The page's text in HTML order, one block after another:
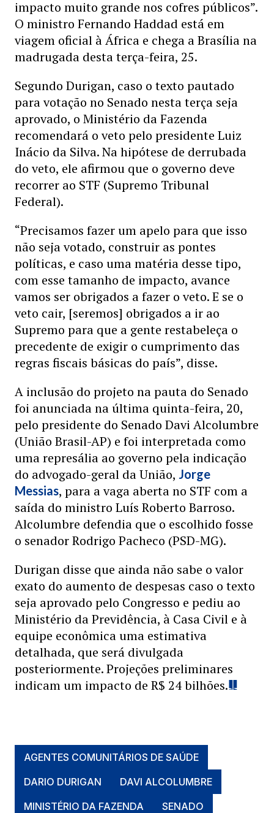
impacto muito grande nos cofres públicos”.
O ministro Fernando Haddad está em
viagem oficial à África e chega a Brasília na
madrugada desta terça-feira, 25.
Segundo Durigan, caso o texto pautado
para votação no Senado nesta terça seja
aprovado, o Ministério da Fazenda
recomendará o veto pelo presidente Luiz
Inácio da Silva. Na hipótese de derrubada
do veto, ele afirmou que o governo deve
recorrer ao STF (Supremo Tribunal
Federal).
“Precisamos fazer um apelo para que isso
não seja votado, construir as pontes
políticas, e caso uma matéria desse tipo,
com esse tamanho de impacto, avance
vamos ser obrigados a fazer o veto. E se o
veto cair, [seremos] obrigados a ir ao
Supremo para que a gente restabeleça o
precedente de exigir o cumprimento das
regras fiscais básicas do país”, disse.
A inclusão do projeto na pauta do Senado
foi anunciada na última quinta-feira, 20,
pelo presidente do Senado Davi Alcolumbre
(União Brasil-AP) e foi interpretada como
uma represália ao governo pela indicação
do advogado-geral da União, Jorge
Messias, para a vaga aberta no STF com a
saída do ministro Luís Roberto Barroso.
Alcolumbre defendia que o escolhido fosse
o senador Rodrigo Pacheco (PSD-MG).
Durigan disse que ainda não sabe o valor
exato do aumento de despesas caso o texto
seja aprovado pelo Congresso e pediu ao
Ministério da Previdência, à Casa Civil e à
equipe econômica uma estimativa
detalhada, que será divulgada
posteriormente. Projeções preliminares
indicam um impacto de R$ 24 bilhões.
AGENTES COMUNITÁRIOS DE SAÚDE
DARIO DURIGAN
DAVI ALCOLUMBRE
MINISTÉRIO DA FAZENDA
SENADO